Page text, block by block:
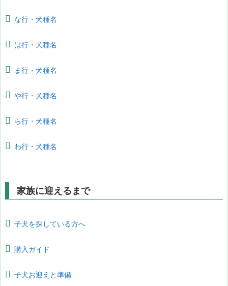
な行・犬種名
は行・犬種名
ま行・犬種名
や行・犬種名
ら行・犬種名
わ行・犬種名
家族に迎えるまで
子犬を探している方へ
購入ガイド
子犬お迎えと準備